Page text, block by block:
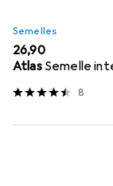
Semelles
EUR
26,90
Atlas Semelle
8